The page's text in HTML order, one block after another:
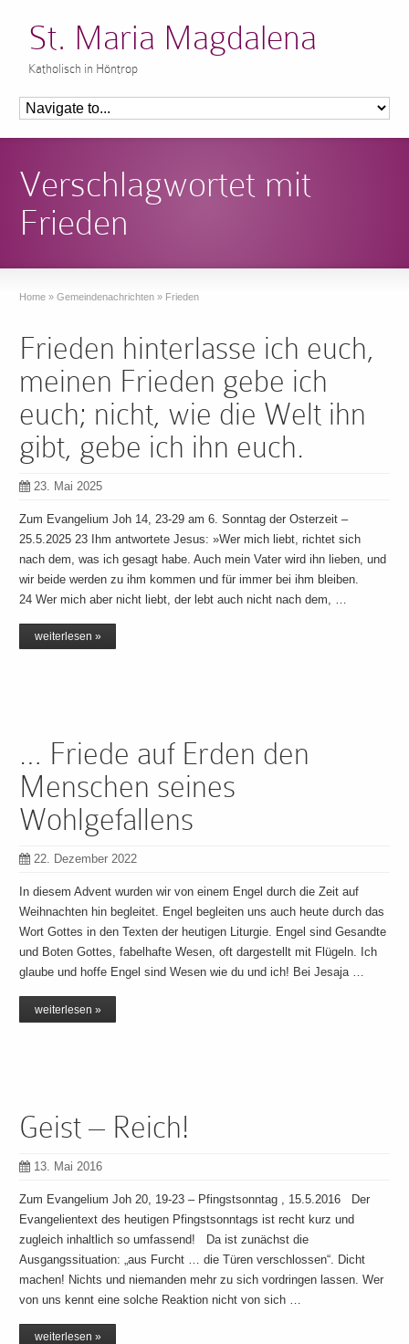
St. Maria Magdalena
Katholisch in Höntrop
Verschlagwortet mit
Frieden
Home » Gemeindenachrichten » Frieden
Frieden hinterlasse ich euch,
meinen Frieden gebe ich
euch; nicht, wie die Welt ihn
gibt, gebe ich ihn euch.
23. Mai 2025
Zum Evangelium Joh 14, 23-29 am 6. Sonntag der Osterzeit –
25.5.2025 23 Ihm antwortete Jesus: »Wer mich liebt, richtet sich
nach dem, was ich gesagt habe. Auch mein Vater wird ihn lieben, und
wir beide werden zu ihm kommen und für immer bei ihm bleiben.
24 Wer mich aber nicht liebt, der lebt auch nicht nach dem, …
weiterlesen »
… Friede auf Erden den
Menschen seines
Wohlgefallens
22. Dezember 2022
In diesem Advent wurden wir von einem Engel durch die Zeit auf
Weihnachten hin begleitet. Engel begleiten uns auch heute durch das
Wort Gottes in den Texten der heutigen Liturgie. Engel sind Gesandte
und Boten Gottes, fabelhafte Wesen, oft dargestellt mit Flügeln. Ich
glaube und hoffe Engel sind Wesen wie du und ich! Bei Jesaja …
weiterlesen »
Geist – Reich!
13. Mai 2016
Zum Evangelium Joh 20, 19-23 – Pfingstsonntag , 15.5.2016 Der
Evangelientext des heutigen Pfingstsonntags ist recht kurz und
zugleich inhaltlich so umfassend! Da ist zunächst die
Ausgangssituation: „aus Furcht … die Türen verschlossen“. Dicht
machen! Nichts und niemanden mehr zu sich vordringen lassen. Wer
von uns kennt eine solche Reaktion nicht von sich …
weiterlesen »